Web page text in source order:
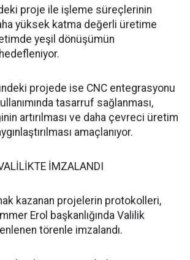
proje ile işleme süreçlerinin
yüksek katma değerli üretime
yeşil dönüşümün
projede ise CNC entegrasyonu
tasarruf sağlanması,
artırılması ve daha çevreci üretim
amaçlanıyor.
İMZALANDI
kazanan projelerin protokolleri,
Erol başkanlığında Valilik
törenle imzalandı.